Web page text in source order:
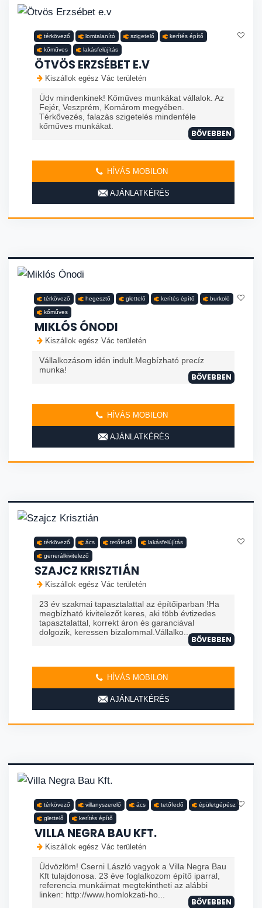
térkövező lomtalanító szigetelő kerítés építő
kőműves lakásfelújítás
ÖTVÖS ERZSÉBET E.V
Kiszállok egész Vác területén
Üdv mindenkinek! Kőműves munkákat vállalok. Az
Fejér, Veszprém, Komárom megyében.
Térkővezés, falazàs szigetelés mindenféle
kőműves munkákat.
BŐVEBBEN
HÍVÁS MOBILON
AJÁNLATKÉRÉS
térkövező hegesztő glettelő kerítés építő burkoló
kőműves
MIKLÓS ÓNODI
Kiszállok egész Vác területén
Vállalkozásom idén indult.Megbízható precíz
munka!
BŐVEBBEN
HÍVÁS MOBILON
AJÁNLATKÉRÉS
térkövező ács tetőfedő lakásfelújítás
generálkivitelező
SZAJCZ KRISZTIÁN
Kiszállok egész Vác területén
23 év szakmai tapasztalattal az építőiparban !Ha
megbízható kivitelezőt keres, aki több évtizedes
tapasztalattal, korrekt áron és garanciával
dolgozik, keressen bizalommal.Vállalko...
BŐVEBBEN
HÍVÁS MOBILON
AJÁNLATKÉRÉS
térkövező villanyszerelő ács tetőfedő épületgépész
glettelő kerítés építő
VILLA NEGRA BAU KFT.
Kiszállok egész Vác területén
Üdvözlöm! Cserni László vagyok a Villa Negra Bau
Kft tulajdonosa. 23 éve foglalkozom építő iparral,
referencia munkáimat megtekintheti az alábbi
linken: http://www.homlokzati-ho...
BŐVEBBEN